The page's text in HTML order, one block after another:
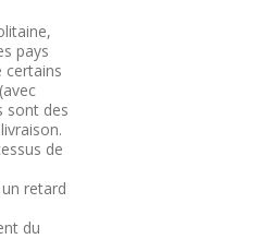
pays
certains
sont des
de
retard
du